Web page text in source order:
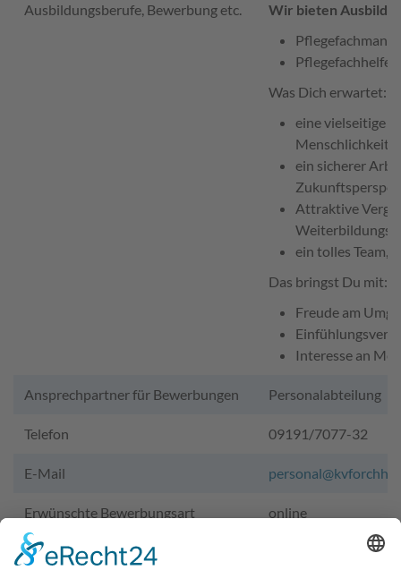
Ausbildungsberufe, Bewerbung etc.
Wir bieten
Was Dich erwartet:
eine vielseitige
Menschlichkeit
ein sicherer
Attraktive
ein tolles Team,
Das bringst Du mit:
Freude am
Interesse an
Ansprechpartner für Bewerbungen Personalabteilung
Telefon 09191/7077-32
E-Mail
Erwünschte Bewerbungsart online